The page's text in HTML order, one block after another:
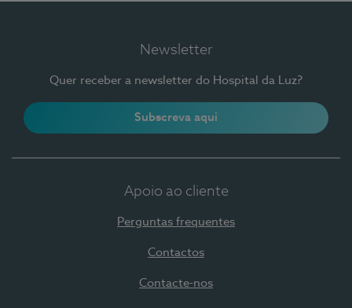
Newsletter
Quer receber a newsletter do Hospital da Luz?
Subscreva aqui
Apoio ao cliente
Perguntas frequentes
Contactos
Contacte-nos